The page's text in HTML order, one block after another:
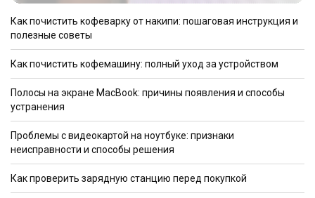
Как почистить кофеварку от накипи: пошаговая инструкция и
полезные советы
Как почистить кофемашину: полный уход за устройством
Полосы на экране MacBook: причины появления и способы
устранения
Проблемы с видеокартой на ноутбуке: признаки
неисправности и способы решения
Как проверить зарядную станцию перед покупкой